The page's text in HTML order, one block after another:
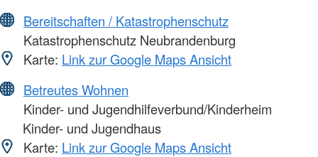
Bereitschaften / Katastrophenschutz
Katastrophenschutz Neubrandenburg
Karte: Link zur Google Maps Ansicht
Betreutes Wohnen
Kinder- und Jugendhilfeverbund/Kinderheim
Kinder- und Jugendhaus
Karte: Link zur Google Maps Ansicht